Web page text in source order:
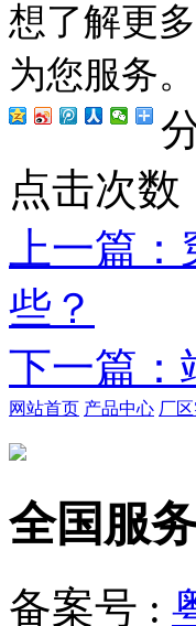
想了解更
为您服务。
点击次数
上一篇
些？
下一篇
网站首页 产品中心 厂
全国服
备案号 :